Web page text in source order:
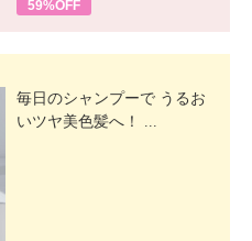
59%OFF
毎日のシャンプーで うるお
いツヤ美色髪へ！ ...